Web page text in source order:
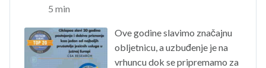
5 min
Ove godine slavimo značajnu
obljetnicu, a uzbuđenje je na
vrhuncu dok se pripremamo za